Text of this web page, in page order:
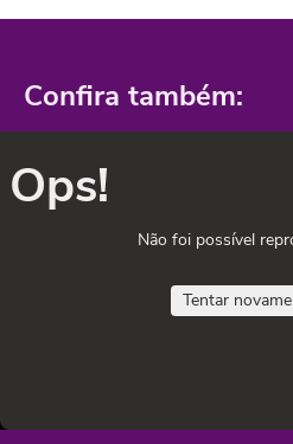
Confira também:
Ops!
Não foi possível
Tentar